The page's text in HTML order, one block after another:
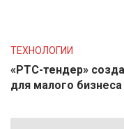
ТЕХНОЛОГИИ
«РТС-тендер»
для малого бизнеса